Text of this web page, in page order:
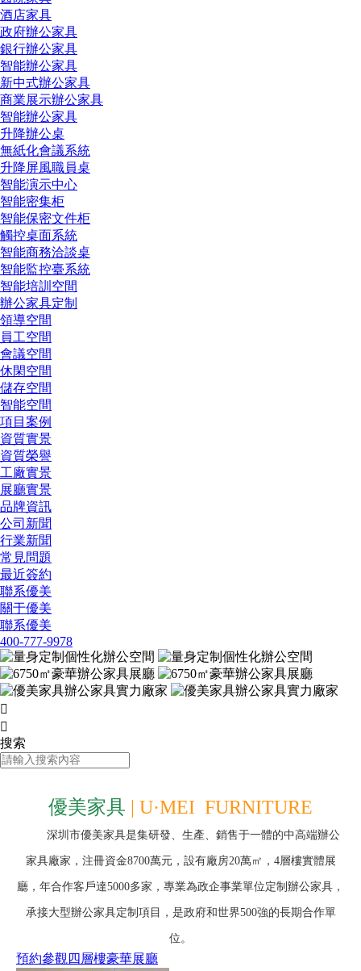
酒店家具
政府辦公家具
銀行辦公家具
智能辦公家具
新中式辦公家具
商業展示辦公家具
智能辦公家具
升降辦公桌
無紙化會議系統
升降屏風職員桌
智能演示中心
智能密集柜
智能保密文件柜
觸控桌面系統
智能商務洽談桌
智能監控臺系統
智能培訓空間
辦公家具定制
領導空間
員工空間
會議空間
休閑空間
儲存空間
智能空間
項目案例
資質實景
資質榮譽
工廠實景
展廳實景
品牌資訊
公司新聞
行業新聞
常見問題
最近簽約
聯系優美
關于優美
聯系優美
400-777-9978


搜索
優美家具 | U·MEI FURNITURE
深圳市優美家具是集研發、生產、銷售于一體的中高端辦公
家具廠家，注冊資金8700萬元，設有廠房20萬㎡，4層樓實體展
廳，年合作客戶達5000多家，專業為政企事業單位定制辦公家具，
承接大型辦公家具定制項目，是政府和世界500強的長期合作單
位。
預約參觀四層樓豪華展廳